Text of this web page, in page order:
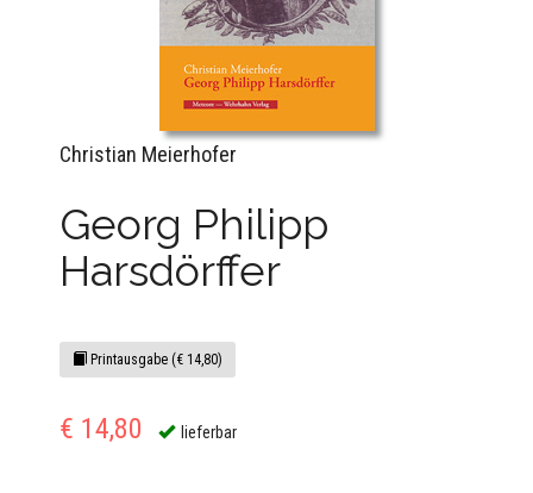
Christian Meierhofer
Georg Philipp
Harsdörffer
Printausgabe (€ 14,80)
€ 14,80 lieferbar